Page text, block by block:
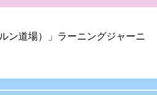
ン道場）」ラーニングジャーニ